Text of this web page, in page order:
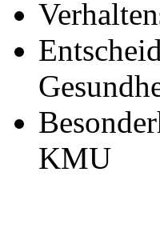
KMU